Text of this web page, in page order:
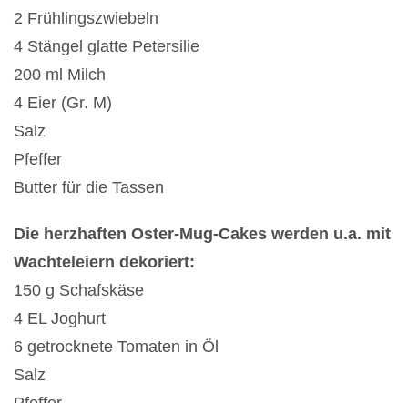
2 Frühlingszwiebeln
4 Stängel glatte Petersilie
200 ml Milch
4 Eier (Gr. M)
Salz
Pfeffer
Butter für die Tassen
Die herzhaften Oster-Mug-Cakes werden u.a. mit
Wachteleiern dekoriert:
150 g Schafskäse
4 EL Joghurt
6 getrocknete Tomaten in Öl
Salz